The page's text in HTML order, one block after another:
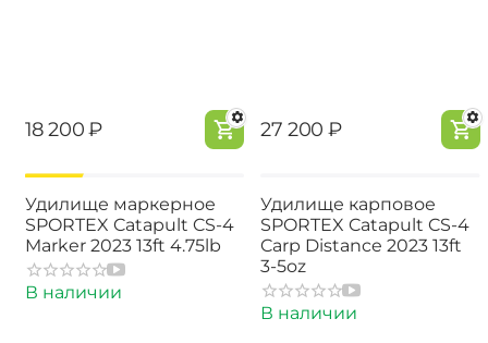
‍18 200‍₽ ‍27 200‍ ₽
Удилище маркерное
SPORTEX Catapult CS-4
Marker 2023 13ft 4.75lb
В наличии
Удилище карповое
SPORTEX Catapult CS-4
Carp Distance 2023 13ft
3-5oz
В наличии